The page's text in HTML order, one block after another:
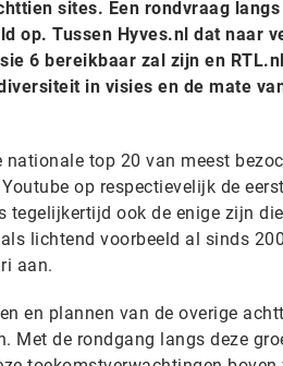
sites. Een rondvraag langs
op. Tussen Hyves.nl dat naar
6 bereikbaar zal zijn en
in visies en de mate
top 20 van meest
op respectievelijk de
tegelijkertijd ook de enige zijn
lichtend voorbeeld al sinds
aan.
en plannen van de overige
Met de rondgang langs deze